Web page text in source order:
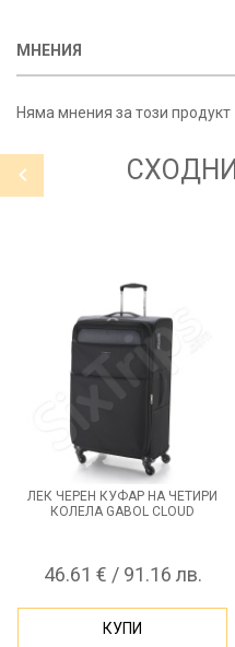
МНЕНИЯ
Няма мнения за този продукт
СХОДНИ
ЛЕК ЧЕРЕН КУФАР НА ЧЕТИРИ
КОЛЕЛА GABOL CLOUD
46.61 € / 91.16 лв.
КУПИ